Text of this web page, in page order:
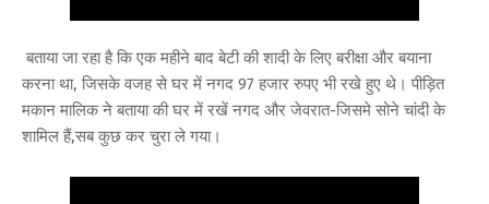
बताया जा रहा है कि एक महीने बाद बेटी की शादी के लिए बरीक्षा और बयाना
करना था, जिसके वजह से घर में नगद 97 हजार रुपए भी रखे हुए थे। पीड़ित
मकान मालिक ने बताया की घर में रखें नगद और जेवरात-जिसमे सोने चांदी के
शामिल हैं,सब कुछ कर चुरा ले गया।